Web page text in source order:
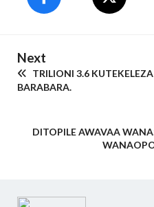
Next
TRILIONI 3.6
BARABARA.
DITOPILE AWAVAA